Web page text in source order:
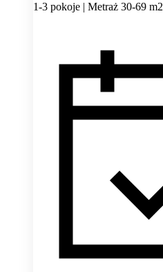
1-3 pokoje | Metraż 30-69 m2